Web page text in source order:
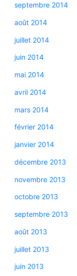
septembre 2014
août 2014
juillet 2014
juin 2014
mai 2014
avril 2014
mars 2014
février 2014
janvier 2014
décembre 2013
novembre 2013
octobre 2013
septembre 2013
août 2013
juillet 2013
juin 2013